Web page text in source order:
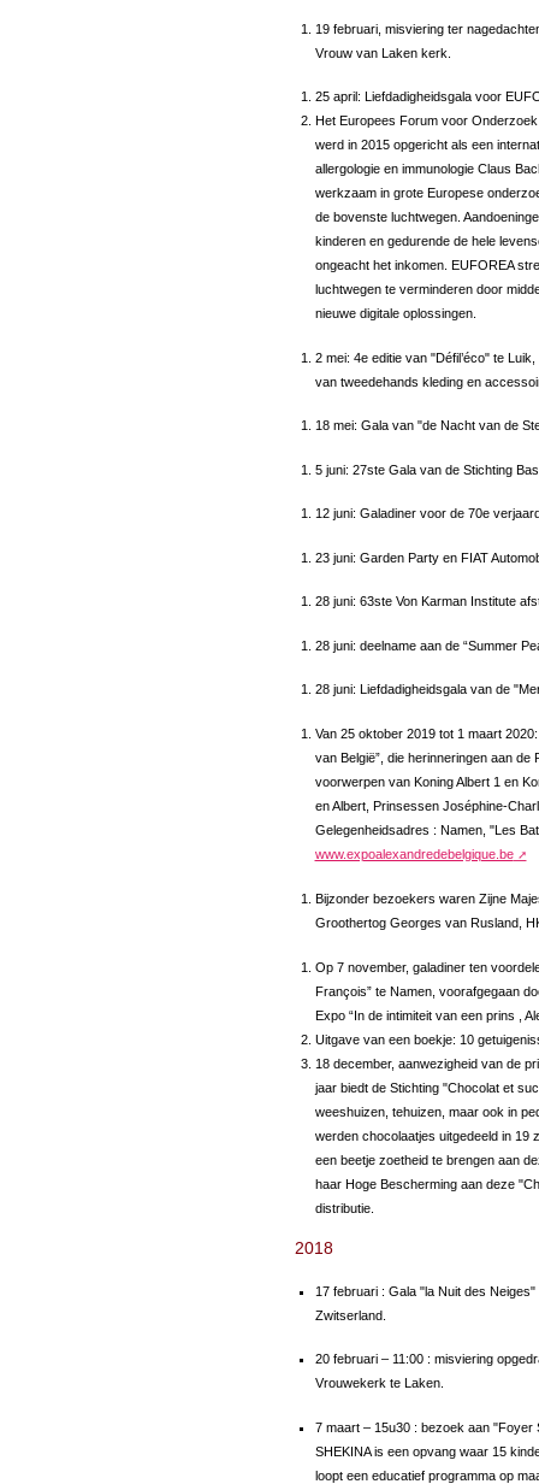
19 februari, misviering ter
Vrouw van Laken kerk.
25 april: Liefdadigheidsgala voor
Het Europees Forum voor
werd in 2015 opgericht als een
allergologie en immunologie Claus
werkzaam in grote Europese
de bovenste luchtwegen.
kinderen en gedurende de hele
ongeacht het inkomen. EUFOREA
luchtwegen te verminderen door
nieuwe digitale oplossingen.
2 mei: 4e editie van "Défil’éco" te
van tweedehands kleding en
18 mei: Gala van "de Nacht van de
5 juni: 27ste Gala van de Stichting
12 juni: Galadiner voor de 70e
23 juni: Garden Party en FIAT
28 juni: 63ste Von Karman Institute
28 juni: deelname aan de “Summer
28 juni: Liefdadigheidsgala van de
Van 25 oktober 2019 tot 1 maart
van België”, die herinneringen aan de
voorwerpen van Koning Albert 1 en
en Albert, Prinsessen Joséphine-
Gelegenheidsadres : Namen, "Les
www.expoalexandredebelgique.be
Bijzonder bezoekers waren Zijne
Groothertog Georges van Rusland,
Op 7 november, galadiner ten
François” te Namen, voorafgegaan
Expo “In de intimiteit van een prins ,
Uitgave van een boekje: 10
18 december, aanwezigheid van de
jaar biedt de Stichting "Chocolat et
weeshuizen, tehuizen, maar ook in
werden chocolaatjes uitgedeeld in 19
een ​​beetje zoetheid te brengen aan
haar Hoge Bescherming aan deze
distributie.
2018
17 februari : Gala "la Nuit des
Zwitserland.
20 februari – 11:00 : misviering
Vrouwekerk te Laken.
7 maart – 15u30 : bezoek aan "Foyer
SHEKINA is een opvang waar 15
loopt een educatief programma op